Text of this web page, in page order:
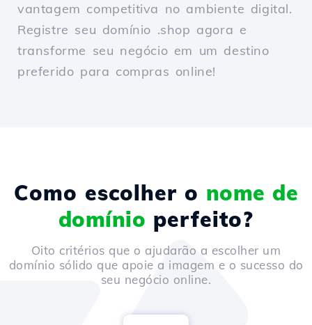
vantagem competitiva no ambiente digital.
Registre seu domínio .shop agora e
transforme seu negócio em um destino
preferido para compras online!
Como escolher o nome de
domínio perfeito?
Oito critérios que o ajudarão a escolher um
domínio sólido que apoie a imagem e o sucesso do
seu negócio online.